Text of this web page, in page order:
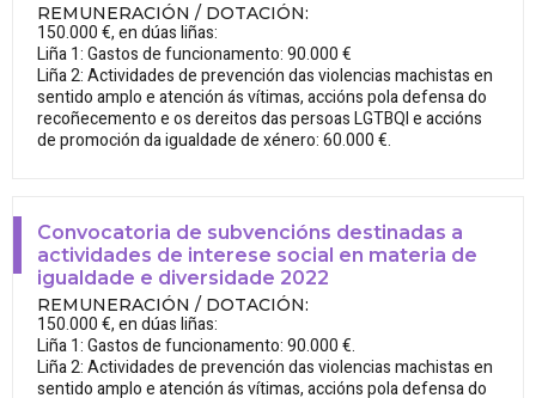
REMUNERACIÓN / DOTACIÓN:
150.000 €, en dúas liñas:
Liña 1: Gastos de funcionamento: 90.000 €
Liña 2: Actividades de prevención das violencias machistas en
sentido amplo e atención ás vítimas, accións pola defensa do
recoñecemento e os dereitos das persoas LGTBQI e accións
de promoción da igualdade de xénero: 60.000 €.
Convocatoria de subvencións destinadas a
actividades de interese social en materia de
igualdade e diversidade 2022
REMUNERACIÓN / DOTACIÓN:
150.000 €, en dúas liñas:
Liña 1: Gastos de funcionamento: 90.000 €.
Liña 2: Actividades de prevención das violencias machistas en
sentido amplo e atención ás vítimas, accións pola defensa do